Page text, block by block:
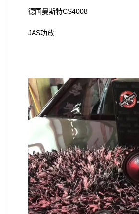
德国曼斯特CS4008
JAS功放